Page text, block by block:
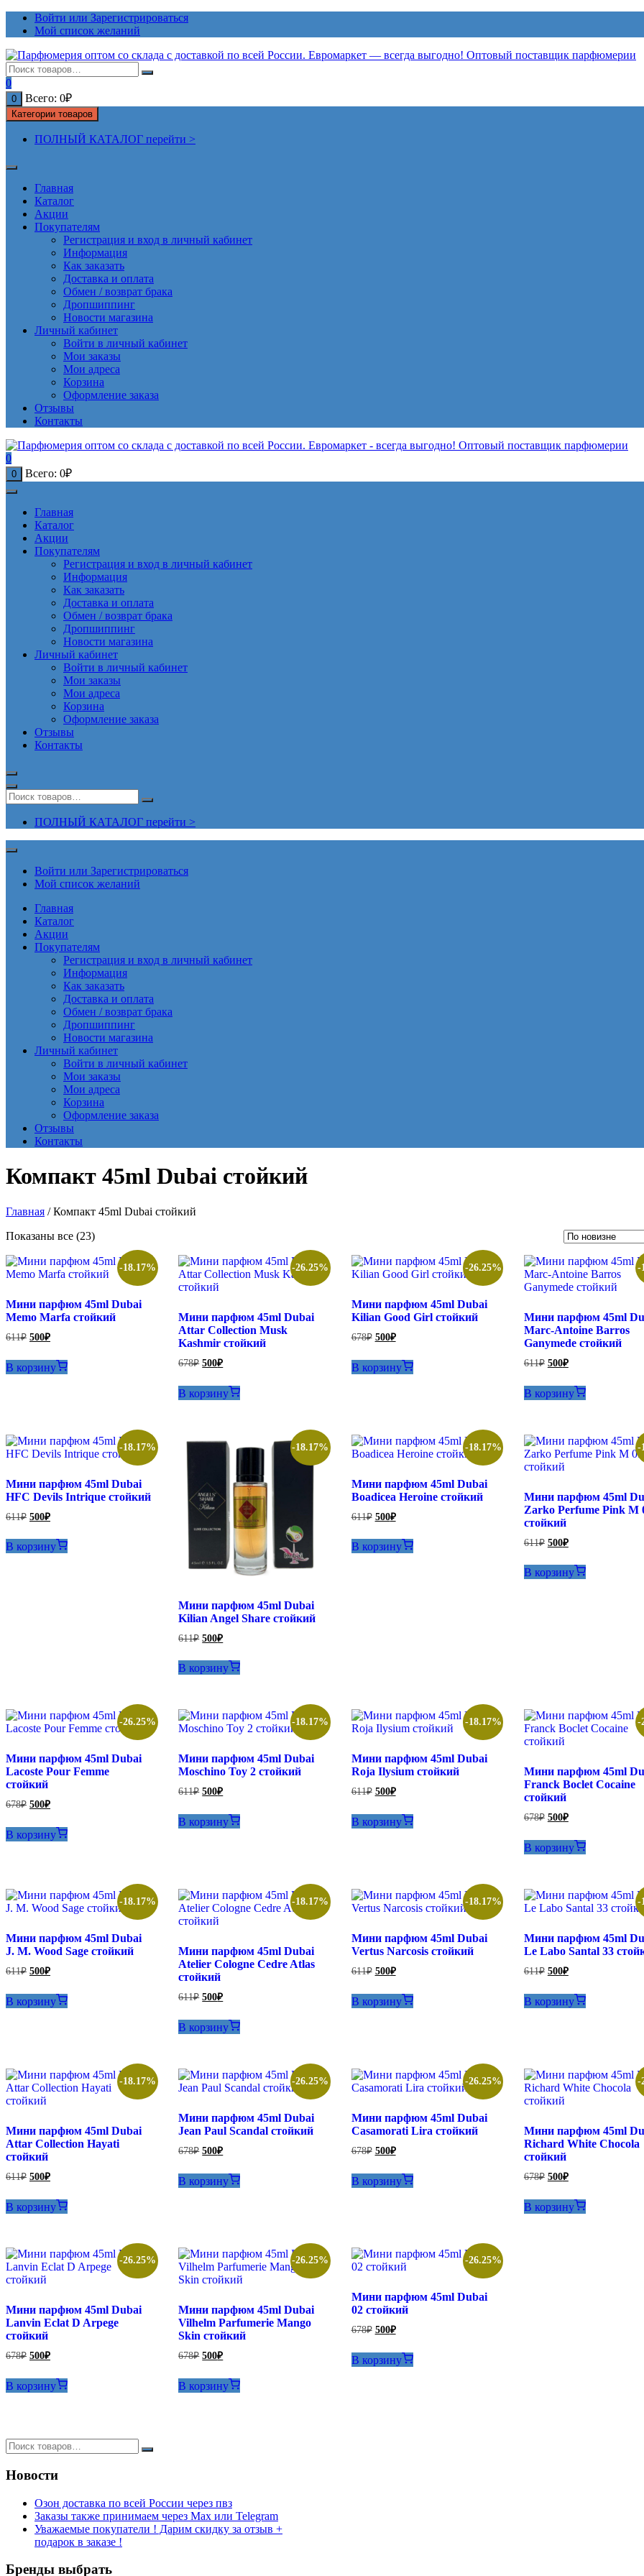
ПерейтиВойти или Зарегистрироваться
Мой список желаний
0
0 Всего: 0₽
Категории товаров
ПОЛНЫЙ КАТАЛОГ перейти >
Главная
Каталог
Акции
Покупателям
Регистрация и вход в личный кабинет
Информация
Как заказать
Доставка и оплата
Обмен / возврат брака
Дропшиппинг
Новости магазина
Личный кабинет
Войти в личный кабинет
Мои заказы
Мои адреса
Корзина
Оформление заказа
Отзывы
Контакты
0
0 Всего: 0₽
Главная
Каталог
Акции
Покупателям
Регистрация и вход в личный кабинет
Информация
Как заказать
Доставка и оплата
Обмен / возврат брака
Дропшиппинг
Новости магазина
Личный кабинет
Войти в личный кабинет
Мои заказы
Мои адреса
Корзина
Оформление заказа
Отзывы
Контакты
ПОЛНЫЙ КАТАЛОГ перейти >
Войти или Зарегистрироваться
Мой список желаний
Главная
Каталог
Акции
Покупателям
Регистрация и вход в личный кабинет
Информация
Как заказать
Доставка и оплата
Обмен / возврат брака
Дропшиппинг
Новости магазина
Личный кабинет
Войти в личный кабинет
Мои заказы
Мои адреса
Корзина
Оформление заказа
Отзывы
Контакты
Компакт 45ml Dubai стойкий
Главная / Компакт 45ml Dubai стойкий
Показаны все (23)Сортировка:
недавние
-18.17%
Мини парфюм 45ml Dubai
Memo Marfa стойкий
611₽ Первоначальная
611₽.
500₽Текущая
500₽.
В корзину
-26.25%
Мини парфюм 45ml Dubai
Attar Collection Musk
Kashmir стойкий
678₽ Первоначальная
678₽.
500₽Текущая
500₽.
В корзину
-26.25%
Мини парфюм 45ml Dubai
Kilian Good Girl стойкий
678₽ Первоначальная
678₽.
500₽Текущая
500₽.
В корзину
-
Мини парфюм 45ml
Marc-Antoine Barros
Ganymede стойкий
611₽ Первоначальная
611₽.
500₽Текущая
500₽.
В корзину
-18.17%
Мини парфюм 45ml Dubai
HFC Devils Intrique стойкий
611₽ Первоначальная
цена
составляла
611₽.
500₽Текущая
цена:
500₽.
В корзину
-18.17%
Мини парфюм 45ml Dubai
Kilian Angel Share стойкий
611₽ Первоначальная
цена
составляла
611₽.
500₽Текущая
цена:
500₽.
В корзину
-18.17%
Мини парфюм 45ml Dubai
Boadicea Heroine стойкий
611₽ Первоначальная
цена
составляла
611₽.
500₽Текущая
цена:
500₽.
В корзину
-
Мини парфюм 45ml
Zarko Perfume Pink M
стойкий
611₽ Первоначальная
цена
составляла
611₽.
500₽Текущая
цена:
500₽.
В корзину
-26.25%
Мини парфюм 45ml Dubai
Lacoste Pour Femme
стойкий
678₽ Первоначальная
составляла
678₽.
500₽Текущая
500₽.
В корзину
-18.17%
Мини парфюм 45ml Dubai
Moschino Toy 2 стойкий
611₽ Первоначальная
составляла
611₽.
500₽Текущая
500₽.
В корзину
-18.17%
Мини парфюм 45ml Dubai
Roja Ilysium стойкий
611₽ Первоначальная
составляла
611₽.
500₽Текущая
500₽.
В корзину
-
Мини парфюм 45ml
Franck Boclet Cocaine
стойкий
678₽ Первоначальная
составляла
678₽.
500₽Текущая
500₽.
В корзину
-18.17%
Мини парфюм 45ml Dubai
J. M. Wood Sage стойкий
611₽ Первоначальная
611₽.
500₽Текущая
500₽.
В корзину
-18.17%
Мини парфюм 45ml Dubai
Atelier Cologne Cedre Atlas
стойкий
611₽ Первоначальная
611₽.
500₽Текущая
500₽.
В корзину
-18.17%
Мини парфюм 45ml Dubai
Vertus Narcosis стойкий
611₽ Первоначальная
611₽.
500₽Текущая
500₽.
В корзину
-
Мини парфюм 45ml
Le Labo Santal 33
611₽ Первоначальная
611₽.
500₽Текущая
500₽.
В корзину
-18.17%
Мини парфюм 45ml Dubai
Attar Collection Hayati
стойкий
611₽ Первоначальная
цена
611₽.
500₽Текущая
цена:
500₽.
В корзину
-26.25%
Мини парфюм 45ml Dubai
Jean Paul Scandal стойкий
678₽ Первоначальная
цена
678₽.
500₽Текущая
цена:
500₽.
В корзину
-26.25%
Мини парфюм 45ml Dubai
Casamorati Lira стойкий
678₽ Первоначальная
цена
678₽.
500₽Текущая
цена:
500₽.
В корзину
-
Мини парфюм 45ml
Richard White Chocola
стойкий
678₽ Первоначальная
цена
678₽.
500₽Текущая
цена:
500₽.
В корзину
-26.25%
Мини парфюм 45ml Dubai
Lanvin Eclat D Arpege
стойкий
678₽ Первоначальная
составляла
678₽.
500₽Текущая
500₽.
В корзину
-26.25%
Мини парфюм 45ml Dubai
Vilhelm Parfumerie Mango
Skin стойкий
678₽ Первоначальная
составляла
678₽.
500₽Текущая
500₽.
В корзину
-26.25%
Мини парфюм 45ml Dubai
02 стойкий
678₽ Первоначальная
составляла
678₽.
500₽Текущая
500₽.
В корзину
Новости
Озон доставка по всей России через пвз
Заказы также принимаем через Max или Telegram
Уважаемые покупатели ! Дарим скидку за отзыв +
подарок в заказе !
Бренды выбрать